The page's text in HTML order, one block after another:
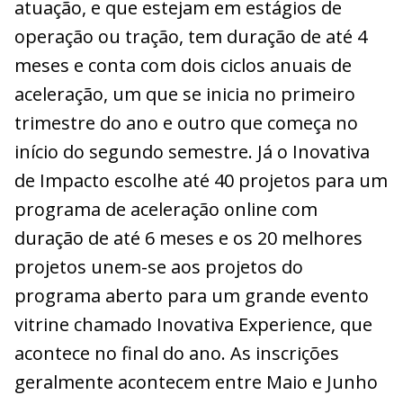
atuação, e que estejam em estágios de
operação ou tração, tem duração de até 4
meses e conta com dois ciclos anuais de
aceleração, um que se inicia no primeiro
trimestre do ano e outro que começa no
início do segundo semestre. Já o Inovativa
de Impacto escolhe até 40 projetos para um
programa de aceleração online com
duração de até 6 meses e os 20 melhores
projetos unem-se aos projetos do
programa aberto para um grande evento
vitrine chamado Inovativa Experience, que
acontece no final do ano. As inscrições
geralmente acontecem entre Maio e Junho